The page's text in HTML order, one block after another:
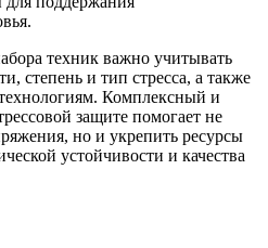
техник важно учитывать
степень и тип стресса, а также
Комплексный и
защите помогает не
но и укрепить ресурсы
устойчивости и качества